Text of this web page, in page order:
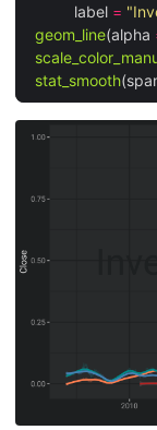
           label
=
geom_line(alpha
stat_smooth